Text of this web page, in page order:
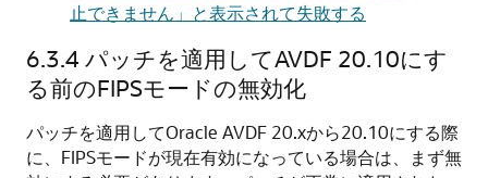
止できません」と表示されて失敗する
6.3.4 パッチを適用してAVDF 20.10にす
る前のFIPSモードの無効化
パッチを適用してOracle AVDF 20.xから20.10にする際
に、FIPSモードが現在有効になっている場合は、まず無